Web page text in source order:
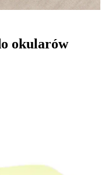
okularów